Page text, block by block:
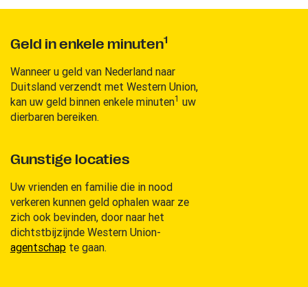
Geld in enkele minuten1
Wanneer u geld van Nederland naar
Duitsland verzendt met Western Union,
kan uw geld binnen enkele minuten1 uw
dierbaren bereiken.
Gunstige locaties
Uw vrienden en familie die in nood
verkeren kunnen geld ophalen waar ze
zich ook bevinden, door naar het
dichtstbijzijnde Western Union-
agentschapte gaan.